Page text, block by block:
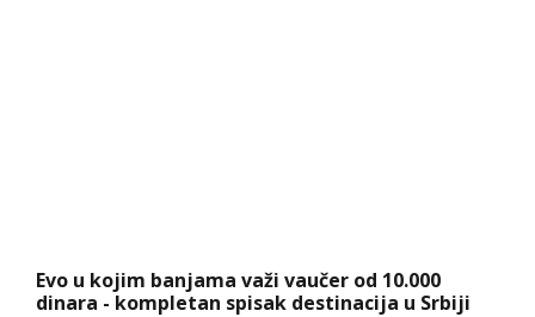
Evo u kojim banjama važi vaučer od 10.000
dinara - kompletan spisak destinacija u Srbiji